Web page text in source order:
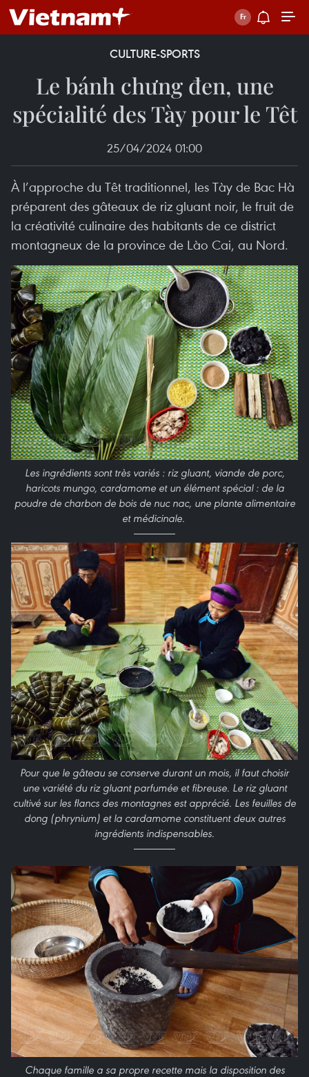
CULTURE-SPORTS
Le bánh chưng đen, une
spécialité des Tày pour le Têt
25/04/2024 01:00
À l’approche du Têt traditionnel, les Tày de Bac Hà
préparent des gâteaux de riz gluant noir, le fruit de
la créativité culinaire des habitants de ce district
montagneux de la province de Lào Cai, au Nord.
Les ingrédients sont très variés : riz gluant, viande de porc,
haricots mungo, cardamome et un élément spécial : de la
poudre de charbon de bois de nuc nac, une plante alimentaire
et médicinale.
Pour que le gâteau se conserve durant un mois, il faut choisir
une variété du riz gluant parfumée et fibreuse. Le riz gluant
cultivé sur les flancs des montagnes est apprécié. Les feuilles de
dong (phrynium) et la cardamome constituent deux autres
ingrédients indispensables.
Chaque famille a sa propre recette mais la disposition des